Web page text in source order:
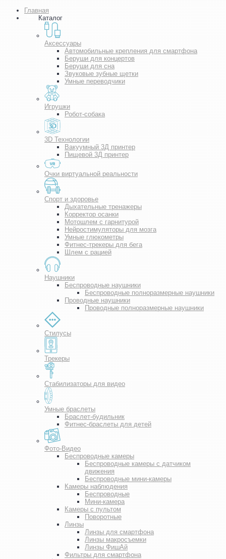
Главная
Каталог
Аксессуары
Автомобильные крепления для смартфона
Беруши для концертов
Беруши для сна
Звуковые зубные щетки
Умные переводчики
Игрушки
Робот-собака
3D Технологии
Вакуумный 3Д принтер
Пищевой 3Д принтер
Очки виртуальной реальности
Спорт и здоровье
Дыхательные тренажеры
Корректор осанки
Мотошлем с гарнитурой
Нейростимуляторы для мозга
Умные глюкометры
Фитнес-трекеры для бега
Шлем с рацией
Наушники
Беспроводные наушники
Беспроводные полноразмерные наушники
Проводные наушники
Проводные полноразмерные наушники
Стилусы
Трекеры
Стабилизаторы для видео
Умные браслеты
Браслет-будильник
Фитнес-браслеты для детей
Фото-Видео
Беспроводные камеры
Беспроводные камеры с датчиком
движения
Беспроводные мини-камеры
Камеры наблюдения
Беспроводные
Мини-камера
Камеры с пультом
Поворотные
Линзы
Линзы для смартфона
Линзы макросъемки
Линзы ФишАй
Фильтры для смартфона